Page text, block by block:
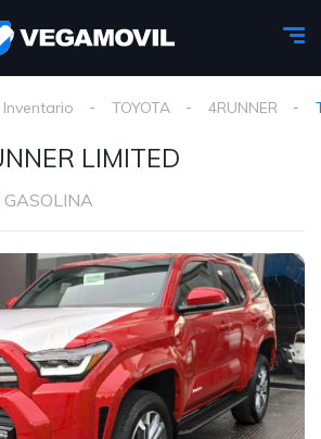
Inventario TOYOTA 4RUNNER
LIMITED
GASOLINA